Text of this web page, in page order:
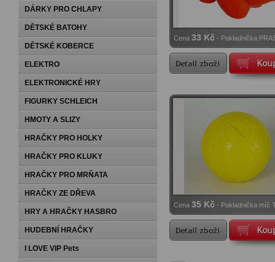
DÁRKY PRO CHLAPY
DĚTSKÉ BATOHY
DĚTSKÉ KOBERCE
ELEKTRO
ELEKTRONICKÉ HRY
FIGURKY SCHLEICH
HMOTY A SLIZY
HRAČKY PRO HOLKY
HRAČKY PRO KLUKY
HRAČKY PRO MRŇATA
HRAČKY ZE DŘEVA
HRY A HRAČKY HASBRO
HUDEBNÍ HRAČKY
I LOVE VIP Pets
Cena 33 Kč - Pokladnička
Cena 35 Kč - Pokladnička míč